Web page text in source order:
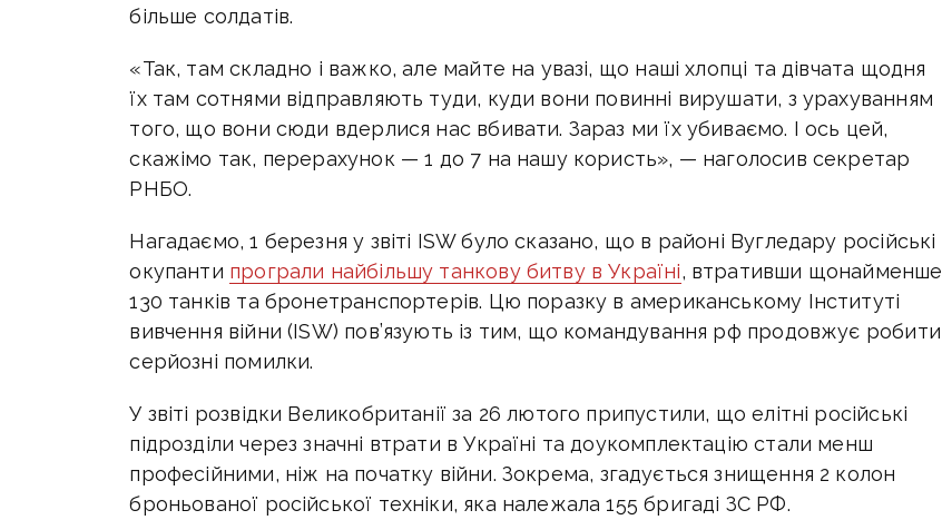
більше солдатів.
«Так, там складно і важко, але майте на увазі, що наші хлопці та дівчата щодня
їх там сотнями відправляють туди, куди вони повинні вирушати, з урахуванням
того, що вони сюди вдерлися нас вбивати. Зараз ми їх убиваємо. І ось цей,
скажімо так, перерахунок — 1 до 7 на нашу користь», — наголосив секретар
РНБО.
Нагадаємо, 1 березня у звіті ISW було сказано, що в районі Вугледару російські
окупанти програли найбільшу танкову битву в Україні, втративши щонайменше
130 танків та бронетранспортерів. Цю поразку в американському Інституті
вивчення війни (ISW) пов’язують із тим, що командування рф продовжує робити
серйозні помилки.
У звіті розвідки Великобританії за 26 лютого припустили, що елітні російські
підрозділи через значні втрати в Україні та доукомплектацію стали менш
професійними, ніж на початку війни. Зокрема, згадується знищення 2 колон
броньованої російської техніки, яка належала 155 бригаді ЗС РФ.